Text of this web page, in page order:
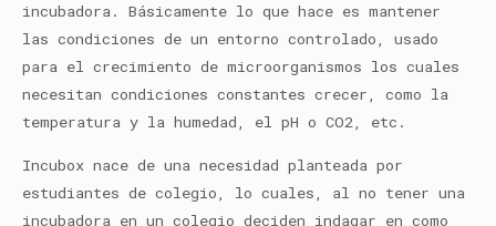
incubadora. Básicamente lo que hace es mantener
las condiciones de un entorno controlado, usado
para el crecimiento de microorganismos los cuales
necesitan condiciones constantes crecer, como la
temperatura y la humedad, el pH o CO2, etc.
Incubox nace de una necesidad planteada por
estudiantes de colegio, lo cuales, al no tener una
incubadora en un colegio deciden indagar en como